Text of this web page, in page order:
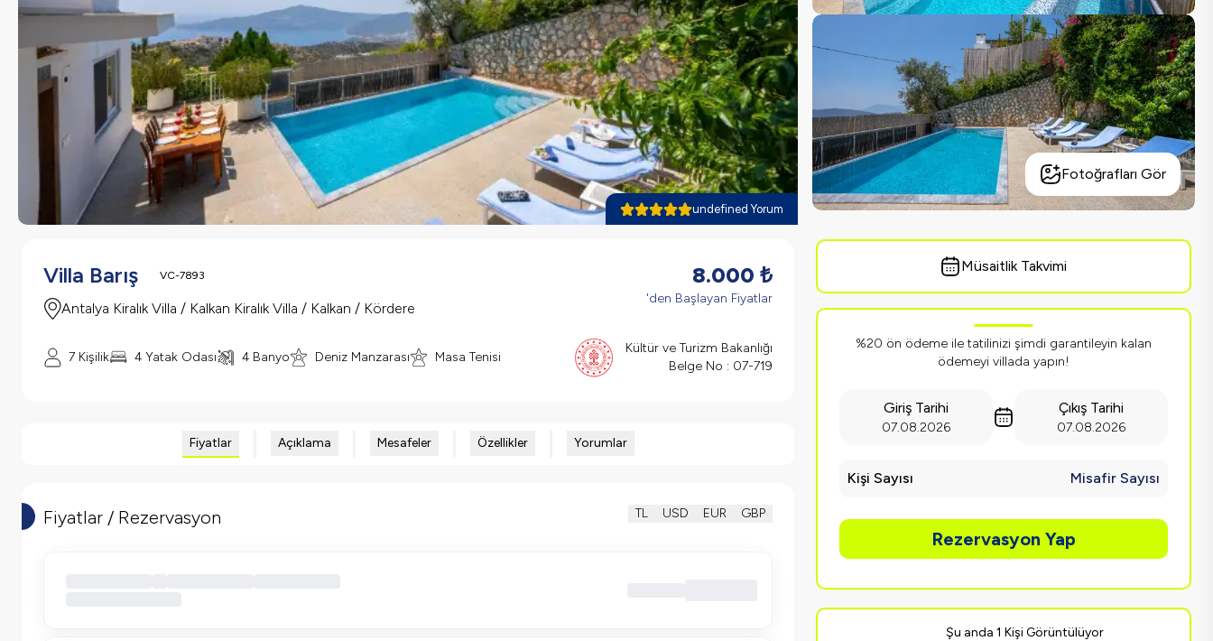
undefined Yorum
Fotoğrafları Gör
Villa Barış VC-7893
Antalya Kiralık Villa / Kalkan Kiralık Villa / Kalkan / Kördere
8.000 ₺
'den Başlayan Fiyatlar
7 Kişilik 4 Yatak Odası 4 Banyo Deniz Manzarası Masa Tenisi
Kültür ve Turizm Bakanlığı
Belge No : 07-719
Fiyatlar Açıklama Mesafeler Özellikler Yorumlar
Fiyatlar / Rezervasyon TL USD EUR GBP
Müsaitlik Takvimi
%20 ön ödeme ile tatilinizi şimdi garantileyin kalan
ödemeyi villada yapın!
Giriş Tarihi
07.08.2026
Çıkış Tarihi
07.08.2026
Kişi Sayısı Misafir Sayısı
Rezervasyon Yap
Şu anda 1 Kişi Görüntülüyor